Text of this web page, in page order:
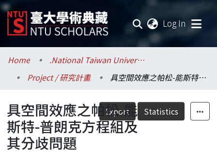
Log In
Communities & Collections
Research Outputs
Fundings & Projects
Researchers
Home
.National Taiwan University / 國立臺灣大學
Project / 研究計畫
具空間效應之帕松-能斯特-普朗克方程組及其分歧問題
Export Statistics
具空間效應之帕松-能
斯特-普朗克方程組及
其分歧問題